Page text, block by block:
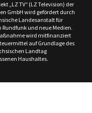
„LZ TV“ (LZ Television) der
GmbH wird gefördert durch
Landesanstalt für
Rundfunk und neue Medien.
wird mitfinanziert
auf Grundlage des
Landtag
Haushaltes.